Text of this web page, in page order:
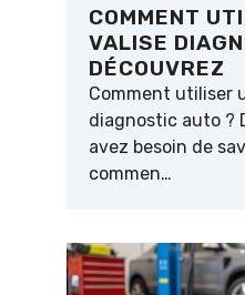
COMMENT
VALISE
DÉCOUVREZ
Comment utiliser
diagnostic auto ?
avez besoin de
commen…